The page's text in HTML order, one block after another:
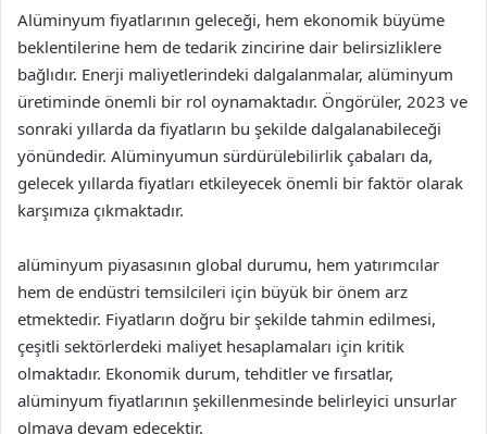
Alüminyum fiyatlarının geleceği, hem ekonomik büyüme
beklentilerine hem de tedarik zincirine dair belirsizliklere
bağlıdır. Enerji maliyetlerindeki dalgalanmalar, alüminyum
üretiminde önemli bir rol oynamaktadır. Öngörüler, 2023 ve
sonraki yıllarda da fiyatların bu şekilde dalgalanabileceği
yönündedir. Alüminyumun sürdürülebilirlik çabaları da,
gelecek yıllarda fiyatları etkileyecek önemli bir faktör olarak
karşımıza çıkmaktadır.
alüminyum piyasasının global durumu, hem yatırımcılar
hem de endüstri temsilcileri için büyük bir önem arz
etmektedir. Fiyatların doğru bir şekilde tahmin edilmesi,
çeşitli sektörlerdeki maliyet hesaplamaları için kritik
olmaktadır. Ekonomik durum, tehditler ve fırsatlar,
alüminyum fiyatlarının şekillenmesinde belirleyici unsurlar
olmaya devam edecektir.